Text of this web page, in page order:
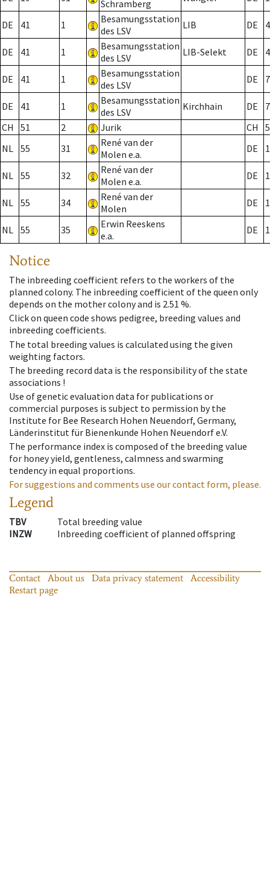
Schramberg
DE 41 1
Besamungsstation
des LSV
LIB DE
DE 41 1
Besamungsstation
des LSV
LIB-Selekt DE
DE 41 1
Besamungsstation
des LSV
DE 7
DE 41 1
Besamungsstation
des LSV
Kirchhain DE
7
CH
51 2 Jurik CH
NL 55 31
René van der
Molen e.a.
DE
NL 55 32
René van der
Molen e.a.
DE
NL 55 34
René van der
Molen
DE
NL 55 35
Erwin Reeskens
e.a.
DE
Notice
The inbreeding coefficient refers to the workers of the
planned colony. The inbreeding coefficient of the queen only
depends on the mother colony and is 2.51 %.
Click on queen code shows pedigree, breeding values and
inbreeding coefficients.
The total breeding values is calculated using the given
weighting factors.
The breeding record data is the responsibility of the state
associations !
Use of genetic evaluation data for publications or
commercial purposes is subject to permission by the
Institute for Bee Research Hohen Neuendorf, Germany,
Länderinstitut für Bienenkunde Hohen Neuendorf e.V.
The performance index is composed of the breeding value
for honey yield, gentleness, calmness and swarming
tendency in equal proportions.
For suggestions and comments use our contact form, please.
Legend
TBV
Total breeding value
INZW
Inbreeding coefficient of planned offspring
Contact About us Data privacy statement
Accessibility
Restart page